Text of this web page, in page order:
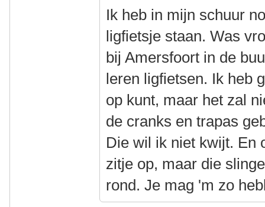
Ik heb in mijn schuur
ligfietsje staan. Was
bij Amersfoort in de
leren ligfietsen. Ik heb
op kunt, maar het zal
de cranks en trapas
Die wil ik niet kwijt. En
zitje op, maar die
rond. Je mag 'm zo